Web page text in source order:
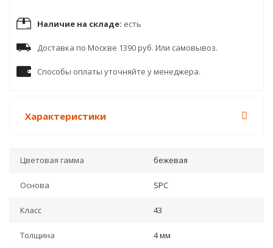
Наличие на складе: есть
Доставка по Москве 1390 руб. Или самовывоз.
Способы оплаты уточняйте у менеджера.
Характеристики
Цветовая гамма бежевая
Основа SPC
Класс 43
Толщина 4 мм